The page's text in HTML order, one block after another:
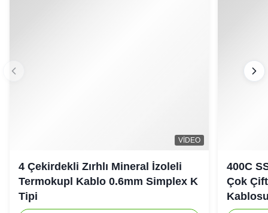
VIDEO
4 Çekirdekli Zırhlı Mineral İzoleli
Termokupl Kablo 0.6mm Simplex K
Tipi
400C
Çok